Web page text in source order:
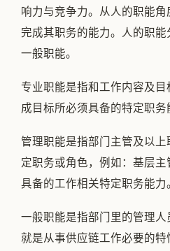
响力与竞争力。从人的职能
完成其职务的能力。人的职
一般职能。
专业职能是指和工作内容及
成目标所必须具备的特定职务
管理职能是指部门主管及以
定职务或角色，例如：基层
具备的工作相关特定职务能力
一般职能是指部门里的管理
就是从事供应链工作必要的